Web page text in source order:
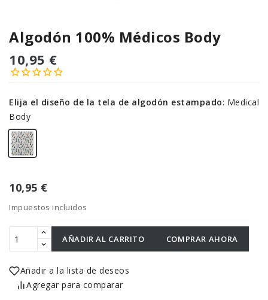
Algodón 100% Médicos Body
10,95 €
Elija el diseño de la tela de algodón estampado: Medical
Body
10,95 €
Impuestos incluidos
AÑADIR AL CARRITO COMPRAR AHORA
Añadir a la lista de deseos
Agregar para comparar